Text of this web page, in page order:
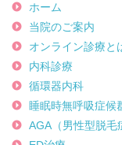
ホーム
当院のご案内
オンライン診療と
内科診療
循環器内科
睡眠時無呼吸症候
AGA（男性型脱毛